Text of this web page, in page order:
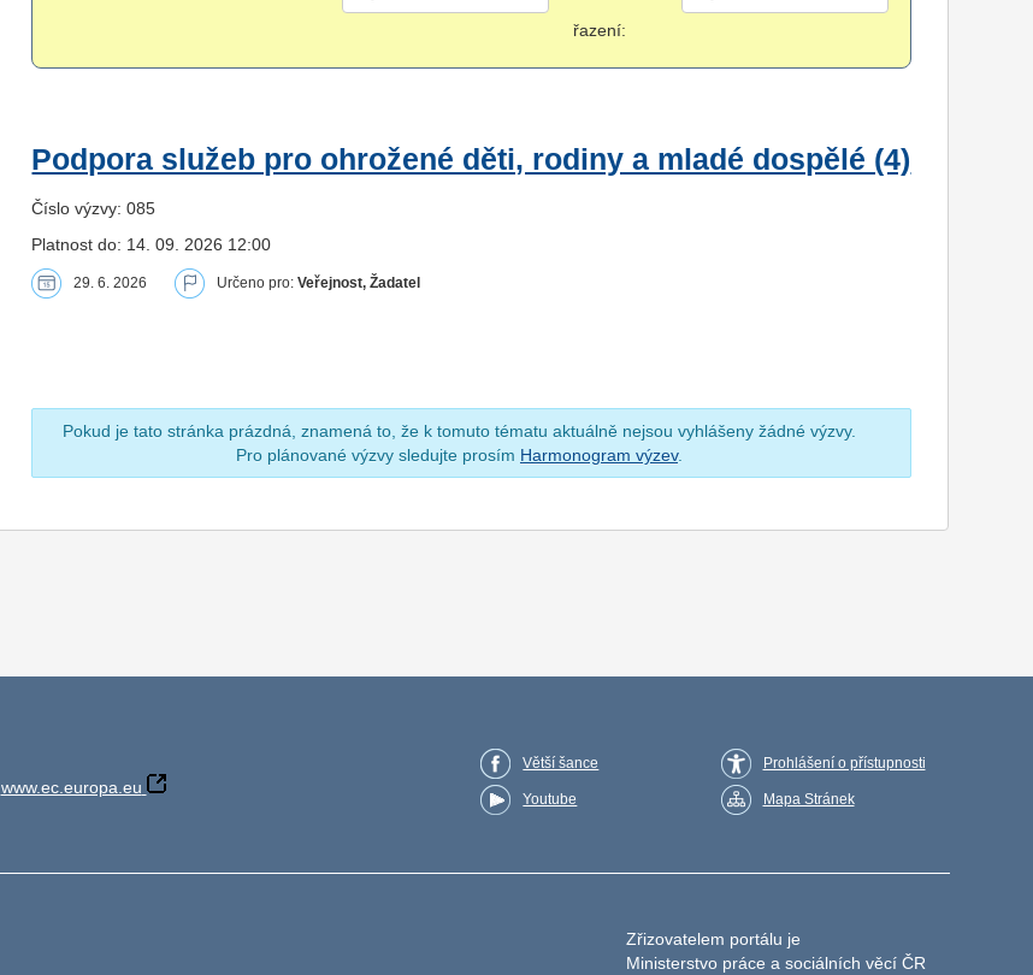
řazení:
Podpora služeb pro ohrožené děti, rodiny a mladé dospělé (4)
Číslo výzvy: 085
Platnost do: 14. 09. 2026 12:00
29. 6. 2026 Určeno pro:Veřejnost, Žadatel
Pokud je tato stránka prázdná, znamená to, že k tomuto tématu aktuálně nejsou vyhlášeny žádné výzvy.
Pro plánované výzvy sledujte prosím Harmonogram výzev.
www.ec.europa.eu
Větší šance
Youtube
Prohlášení o přístupnosti
Mapa Stránek
Zřizovatelem portálu je
Ministerstvo práce a sociálních věcí ČR